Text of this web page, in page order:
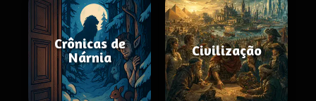
Crônicas de
Nárnia
Civilização